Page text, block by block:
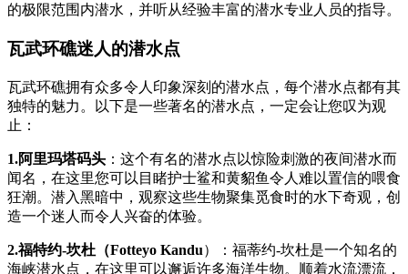
的极限范围内潜水，并听从经验丰富的潜水专业人员的指导。
瓦武环礁迷人的潜水点
瓦武环礁拥有众多令人印象深刻的潜水点，每个潜水点都有其
独特的魅力。以下是一些著名的潜水点，一定会让您叹为观
止：
1.阿里玛塔码头 ：这个有名的潜水点以惊险刺激的夜间潜水而
闻名，在这里您可以目睹护士鲨和黄貂鱼令人难以置信的喂食
狂潮。潜入黑暗中，观察这些生物聚集觅食时的水下奇观，创
造一个迷人而令人兴奋的体验。
2.福特约-坎杜（Fotteyo Kandu）：福蒂约-坎杜是一个知名的
海峡潜水点，在这里可以邂逅许多海洋生物。顺着水流漂流，